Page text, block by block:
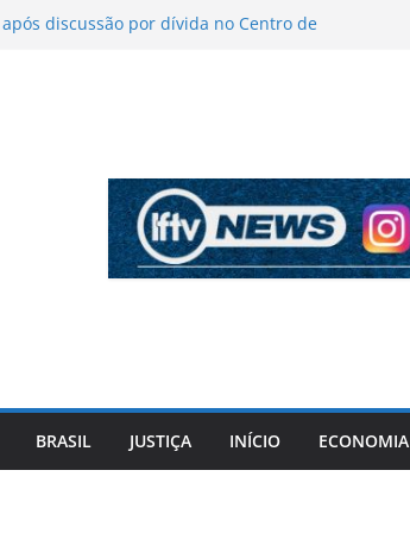
discussão por dívida no Centro de
tiros após criminosos invadirem
BRASIL JUSTIÇA INÍCIO ECONOMIA